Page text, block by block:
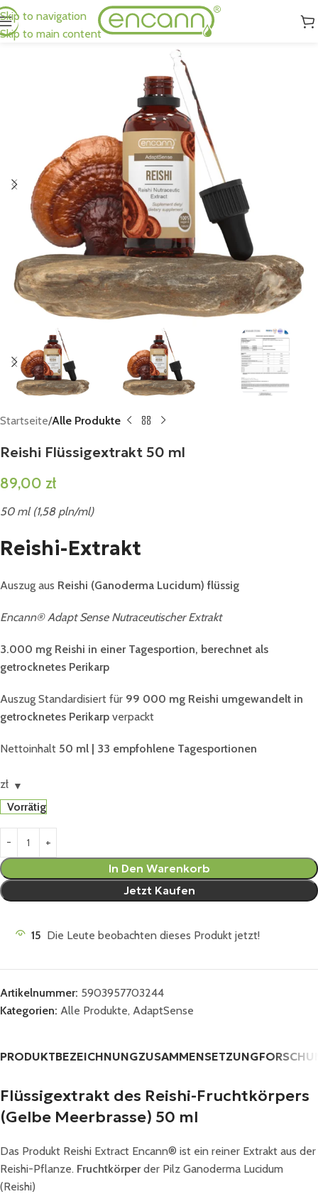
Skip to navigation
Skip to main content
Startseite Alle Produkte
Reishi Flüssigextrakt 50 ml
89,00 zł
50 ml (1,58 pln/ml)
Reishi-Extrakt
Auszug aus Reishi (Ganoderma Lucidum) flüssig
Encann® Adapt Sense Nutraceutischer Extrakt
3.000 mg Reishi in einer Tagesportion, berechnet als
getrocknetes Perikarp
Auszug Standardisiert für 99 000 mg Reishi umgewandelt in
getrocknetes Perikarp verpackt
Nettoinhalt 50 ml | 33 empfohlene Tagesportionen
zł
Vorrätig
In Den Warenkorb
Jetzt Kaufen
15 Die Leute beobachten dieses Produkt jetzt!
Artikelnummer: 5903957703244
Kategorien: Alle Produkte, AdaptSense
PRODUKTBEZEICHNUNGZUSAMMENSETZUNG
Flüssigextrakt des Reishi-Fruchtkörpers
(Gelbe Meerbrasse) 50 ml
Das Produkt Reishi Extract Encann® ist ein reiner Extrakt aus der
Reishi-Pflanze. Fruchtkörperder Pilz Ganoderma Lucidum
(Reishi)